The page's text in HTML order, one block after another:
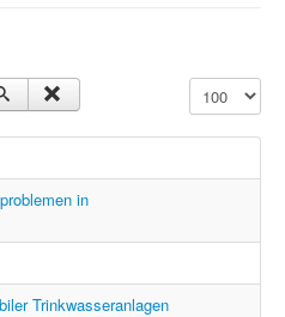
Anzeige #
in
Trinkwasseranlagen